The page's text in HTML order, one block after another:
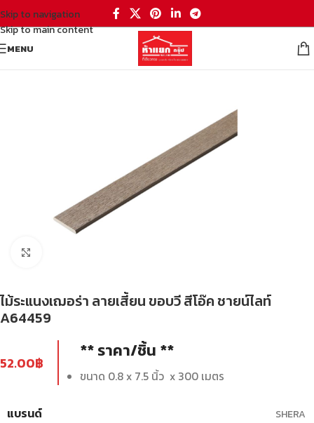
Skip to navigation
Skip to main content
MENU
วัสดุก่อสร้าง/ไม้ตกแต่ง
ไม้ระแนงเฌอร่า ลายเสี้ยน ขอบวี สีโอ๊ค ชายน์ไลท์
A64459
52.00฿
** ราคา/ชิ้น **
ขนาด 0.8 x 7.5 นิ้ว x 300 เมตร
แบรนด์ SHERA